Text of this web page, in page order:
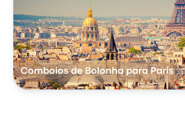
Comboios de Bolonha para Paris